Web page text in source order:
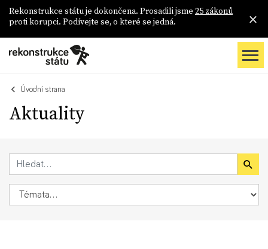
Rekonstrukce státu je dokončena. Prosadili jsme 25 zákonů
proti korupci. Podívejte se, o které se jedná.
Úvodní strana
Aktuality